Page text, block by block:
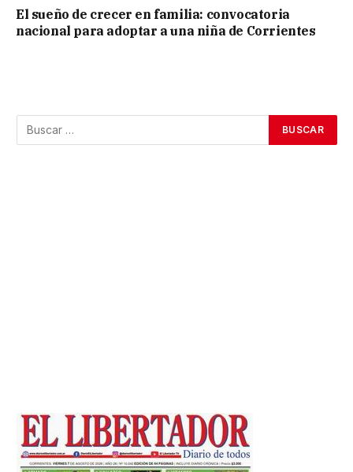
El sueño de crecer en familia: convocatoria
nacional para adoptar a una niña de Corrientes